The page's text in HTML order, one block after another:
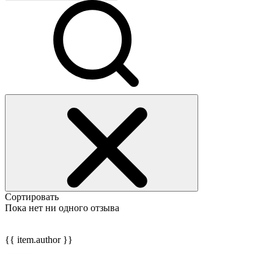
Сортировать
Пока нет ни одного отзыва
{{ item.author }}